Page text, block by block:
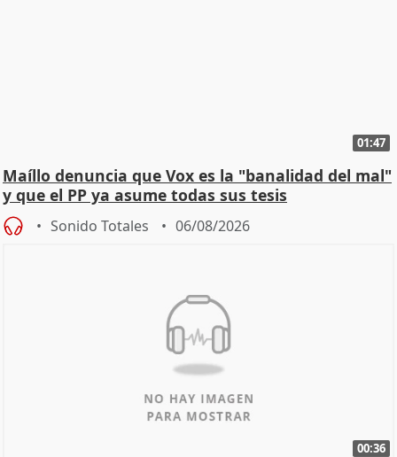
01:47
Maíllo denuncia que Vox es la "banalidad del mal"
y que el PP ya asume todas sus tesis
Sonido Totales 06/08/2026
00:36